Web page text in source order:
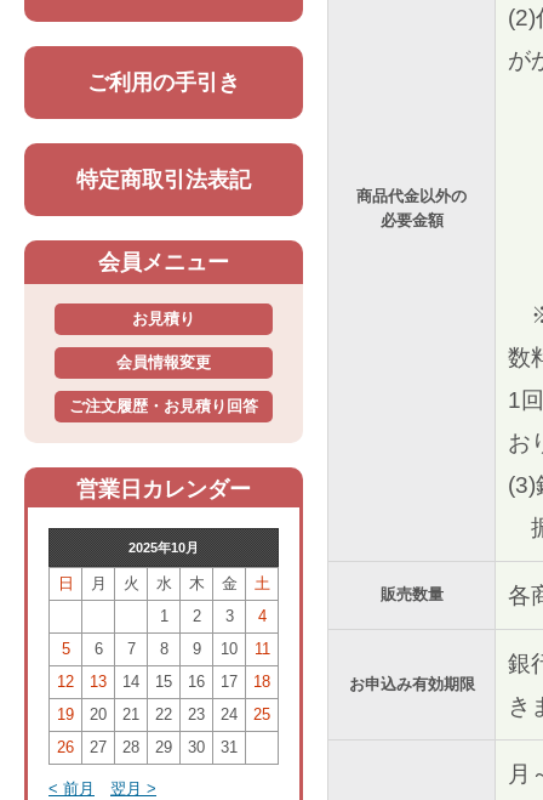
商品代金以外の
必要金額
(2)
が
※
数
1
お
(3)
販売数量 各
お申込み有効期限
銀
き
ご利用の手引き
特定商取引法表記
会員メニュー
お見積り
会員情報変更
ご注文履歴・お見積り回答
営業日カレンダー
2025年10月
日 月 火 水 木 金
土
1
2 3
4
5
6 7 8 9 10
11
12
13 14 15 16 17
18
19
20 21 22 23 24
25
26
27 28 29 30 31
< 前月 翌月 >